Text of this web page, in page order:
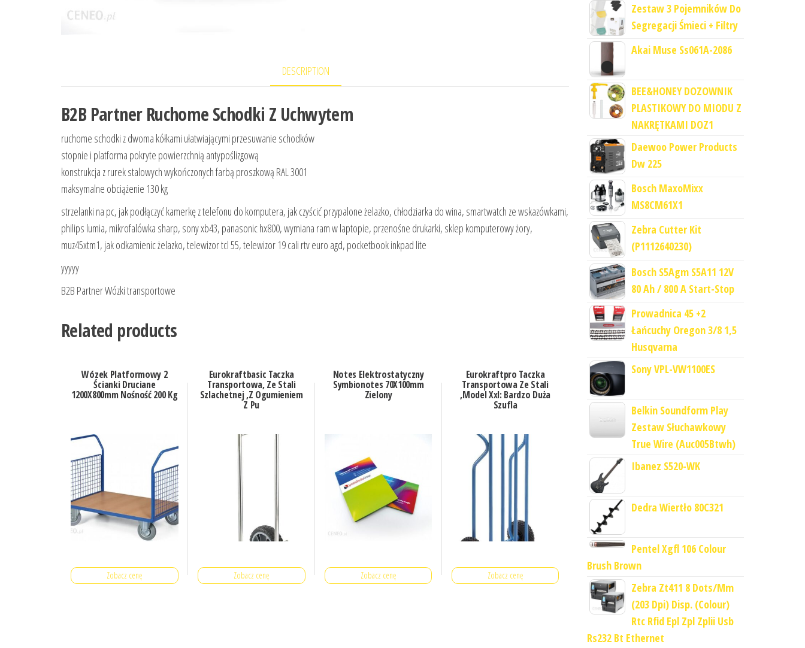
DESCRIPTION
B2B Partner Ruchome Schodki Z Uchwytem
ruchome schodki z dwoma kółkami ułatwiającymi przesuwanie schodków
stopnie i platforma pokryte powierzchnią antypoślizgową
konstrukcja z rurek stalowych wykończonych farbą proszkową RAL 3001
maksymalne obciążenie 130 kg
strzelanki na pc, jak podłączyć kamerkę z telefonu do komputera, jak czyścić przypalone żelazko, chłodziarka do wina, smartwatch ze wskazówkami,
philips lumia, mikrofalówka sharp, sony xb43, panasonic hx800, wymiana ram w laptopie, przenośne drukarki, sklep komputerowy żory,
muz45xtm1, jak odkamienic żelazko, telewizor tcl 55, telewizor 19 cali rtv euro agd, pocketbook inkpad lite
yyyyy
B2B Partner Wózki transportowe
Related products
Wózek Platformowy 2
Ścianki Druciane
1200X800mm Nośność 200 Kg
Zobacz cenę
Eurokraftbasic Taczka
Transportowa, Ze Stali
Szlachetnej ,Z Ogumieniem
Z Pu
Zobacz cenę
Notes Elektrostatyczny
Symbionotes 70X100mm
Zielony
Zobacz cenę
Eurokraftpro Taczka
Transportowa Ze Stali
,Model Xxl: Bardzo Duża
Szufla
Zobacz cenę
Zestaw 3 Pojemników Do
Segregacji Śmieci + Filtry
Akai Muse Ss061A-2086
BEE&HONEY DOZOWNIK
PLASTIKOWY DO MIODU Z
NAKRĘTKAMI DOZ1
Daewoo Power Products
Dw 225
Bosch MaxoMixx
MS8CM61X1
Zebra Cutter Kit
(P1112640230)
Bosch S5Agm S5A11 12V
80 Ah / 800 A Start-Stop
Prowadnica 45 +2
Łańcuchy Oregon 3/8 1,5
Husqvarna
Sony VPL-VW1100ES
Belkin Soundform Play
Zestaw Słuchawkowy
True Wire (Auc005Btwh)
Ibanez S520-WK
Dedra Wiertło 80C321
Pentel Xgfl 106 Colour
Brush Brown
Zebra Zt411 8 Dots/Mm
(203 Dpi) Disp. (Colour)
Rtc Rfid Epl Zpl Zplii Usb
Rs232 Bt Ethernet